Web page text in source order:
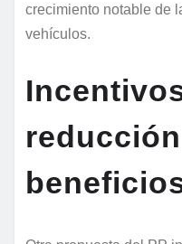
crecimiento notable de
vehículos.